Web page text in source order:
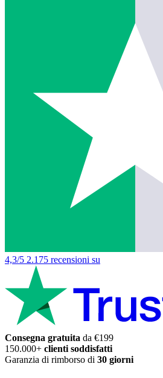
4,3/5 2.175 recensioni su
Consegna gratuita da €199
150.000+ clienti soddisfatti
Garanzia di rimborso di 30 giorni